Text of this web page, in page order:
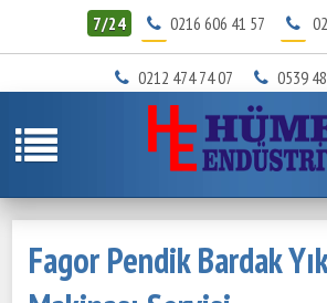
7/24 0216 606 41 57
0212 474 74 07 0539
Fagor Pendik Bardak